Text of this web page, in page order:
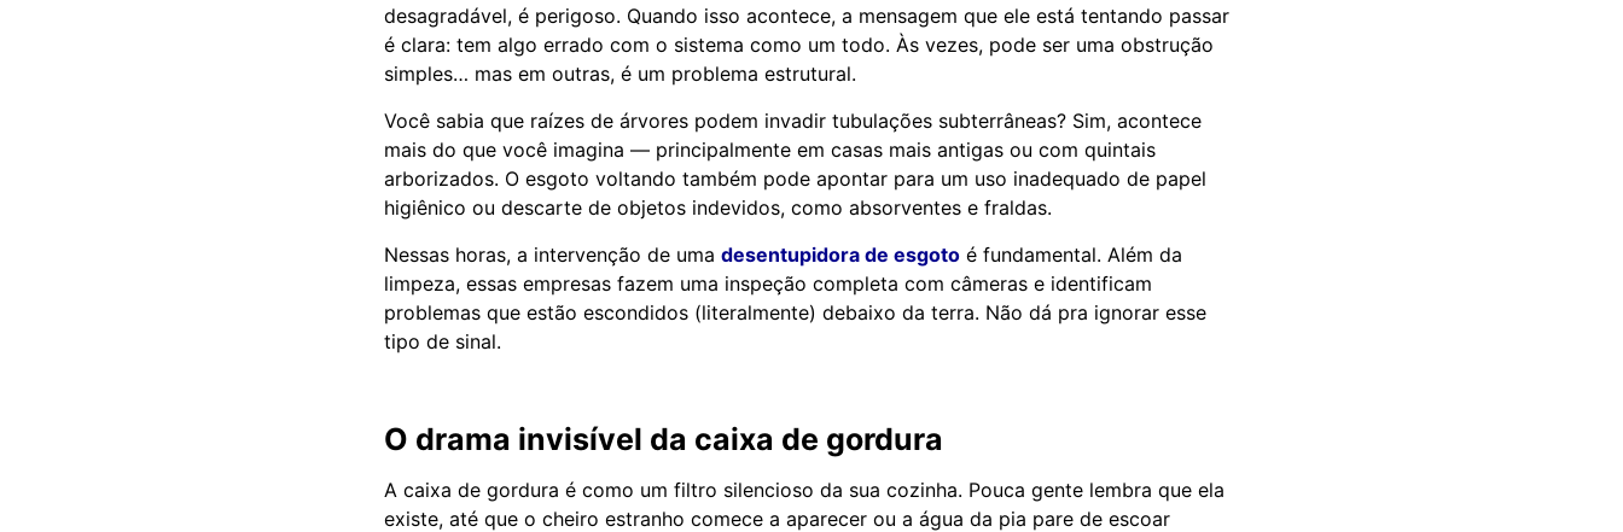
desagradável, é perigoso. Quando isso acontece, a mensagem que ele está tentando passar
é clara: tem algo errado com o sistema como um todo. Às vezes, pode ser uma obstrução
simples… mas em outras, é um problema estrutural.
Você sabia que raízes de árvores podem invadir tubulações subterrâneas? Sim, acontece
mais do que você imagina — principalmente em casas mais antigas ou com quintais
arborizados. O esgoto voltando também pode apontar para um uso inadequado de papel
higiênico ou descarte de objetos indevidos, como absorventes e fraldas.
Nessas horas, a intervenção de uma desentupidora de esgoto é fundamental. Além da
limpeza, essas empresas fazem uma inspeção completa com câmeras e identificam
problemas que estão escondidos (literalmente) debaixo da terra. Não dá pra ignorar esse
tipo de sinal.
O drama invisível da caixa de gordura
A caixa de gordura é como um filtro silencioso da sua cozinha. Pouca gente lembra que ela
existe, até que o cheiro estranho comece a aparecer ou a água da pia pare de escoar